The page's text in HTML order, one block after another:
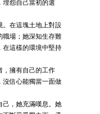
埋怨自己當初的選
。在這塊土地上對設
職場；她深知生存難
在這樣的環境中堅持
，擁有自己的工作
沒信心能獨當一面做
己，她充滿嘆息。她